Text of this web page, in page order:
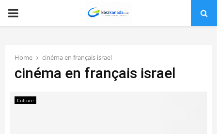
PRIMARY
Home cinéma en français israel
cinéma en français israel
Culture